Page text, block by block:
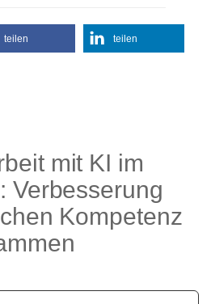
teilen teilen
mit KI im
Verbesserung
Kompetenz